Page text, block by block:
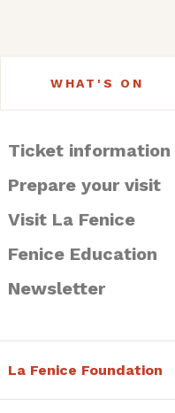
WHAT'S ON
Ticket information
Prepare your visit
Visit La Fenice
Fenice Education
Newsletter
La Fenice Foundation